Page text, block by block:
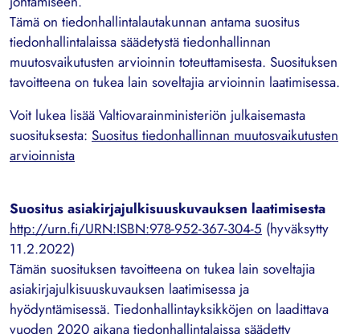
Tämä on tiedonhallintalautakunnan antama suositus
tiedonhallintalaissa säädetystä tiedonhallinnan
muutosvaikutusten arvioinnin toteuttamisesta. Suosituksen
tavoitteena on tukea lain soveltajia arvioinnin laatimisessa.
Voit lukea lisää Valtiovarainministeriön julkaisemasta
suosituksesta: Suositus tiedonhallinnan muutosvaikutusten
arvioinnista
Suositus asiakirjajulkisuuskuvauksen laatimisesta
http://urn.fi/URN:ISBN:978-952-367-304-5 (hyväksytty
11.2.2022)
Tämän suosituksen tavoitteena on tukea lain soveltajia
asiakirjajulkisuuskuvauksen laatimisessa ja
hyödyntämisessä. Tiedonhallintayksikköjen on laadittava
vuoden 2020 aikana tiedonhallintalaissa säädetty